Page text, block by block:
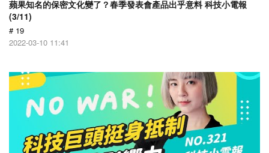
蘋果知名的保密文化變了？春季發表會產品出乎意料 科技小電報
(3/11)
# 19
2022-03-10 11:41